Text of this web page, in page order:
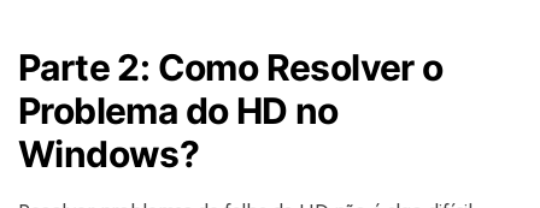
Parte 2: Como Resolver o
Problema do HD no
Windows?